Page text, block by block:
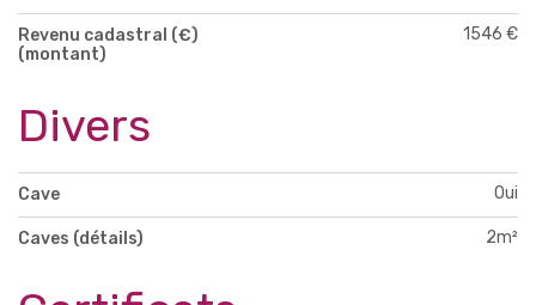
Revenu cadastral (€)
(montant)
1546 €
Divers
Cave Oui
Caves (détails) 2m²